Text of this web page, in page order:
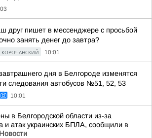
друг пишет в мессенджере с просьбой
занять денег до завтра?
КОРОЧАНСКИЙ 10:01
дня в Белгороде изменятся
следования автобусов №51, 52, 53
10:01
в Белгородской области из-за
и атак украинских БПЛА, сообщили в